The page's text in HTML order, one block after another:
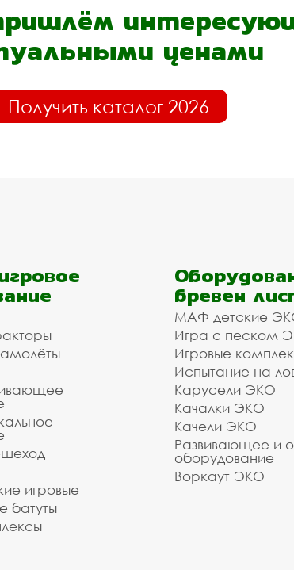
ценами
Получить каталог 2026
игровые
батуты
бревен
МАФ детские
Игра с песком
Игровые
Испытание на
Карусели ЭКО
Качалки ЭКО
Качели ЭКО
Развивающее и
оборудование
Воркаут ЭКО